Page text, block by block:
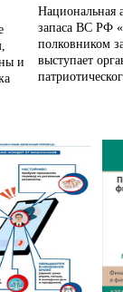
и
Национальная
запаса ВС РФ
полковником
выступает